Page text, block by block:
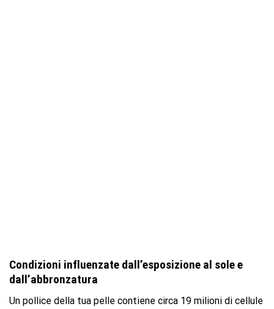
Condizioni influenzate dall’esposizione al sole e
dall’abbronzatura
Un pollice della tua pelle contiene circa 19 milioni di cellule